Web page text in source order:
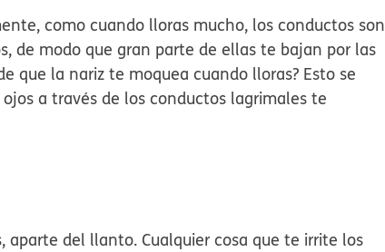
como cuando lloras mucho, los conductos son
de modo que gran parte de ellas te bajan por las
que la nariz te moquea cuando lloras? Esto se
a través de los conductos lagrimales te
del llanto. Cualquier cosa que te irrite los